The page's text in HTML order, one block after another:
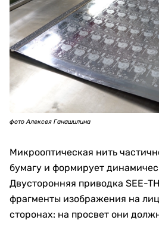
фото Алексея Ганашилина
Микрооптическая нить
бумагу и формирует
Двусторонняя приводка SEE-
фрагменты изображения на
сторонах: на просвет они